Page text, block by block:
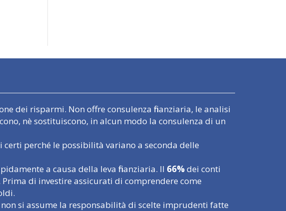
dei risparmi. Non offre consulenza finanziaria, le analisi
nè sostituiscono, in alcun modo la consulenza di un
perché le possibilità variano a seconda delle
a causa della leva finanziaria. Il 66%dei conti
di investire assicurati di comprendere come
si assume la responsabilità di scelte imprudenti fatte